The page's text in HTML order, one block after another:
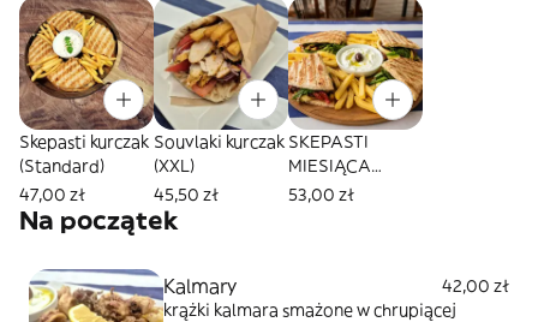
Skepasti kurczak
(Standard)
47,00 zł
Souvlaki kurczak
(XXL)
45,50 zł
SKEPASTI
MIESIĄCA
(Standard)
53,00 zł
Na początek
Kalmary
42,00 zł
krążki kalmara smażone w chrupiącej